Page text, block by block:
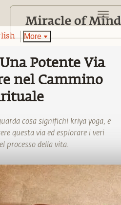
More
Potente Via
nel Cammino
cosa significhi kriya yoga, e
questa via ed esplorare i veri
processo della vita.